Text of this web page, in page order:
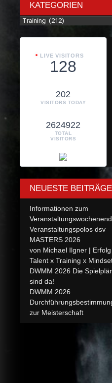
KATEGORIEN
Kategorien
LIVE VISITORS
128
202
VISITORS TODAY
2624922
TOTAL
VISITORS
NEUESTE BEITRÄGE
Informationen zum
Veranstaltungspolos dsv
MASTERS 2026
von Michael Ilgner |
Talent x Training x
DWMM 2026 Die
sind da!
DWMM 2026
zur Meisterschaft